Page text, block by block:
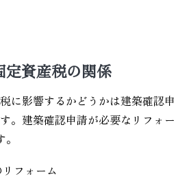
定資産税の関係
に影響するかどうかは建築確認申
。建築確認申請が必要なリフォー
フォーム